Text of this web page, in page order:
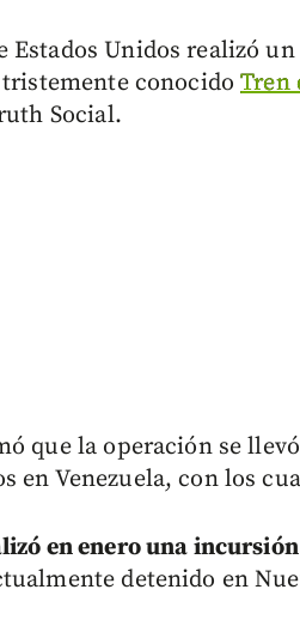
Estados Unidos realizó
conocidoTren
Social.
que la operación se
en Venezuela, con los
en enero una
detenido en